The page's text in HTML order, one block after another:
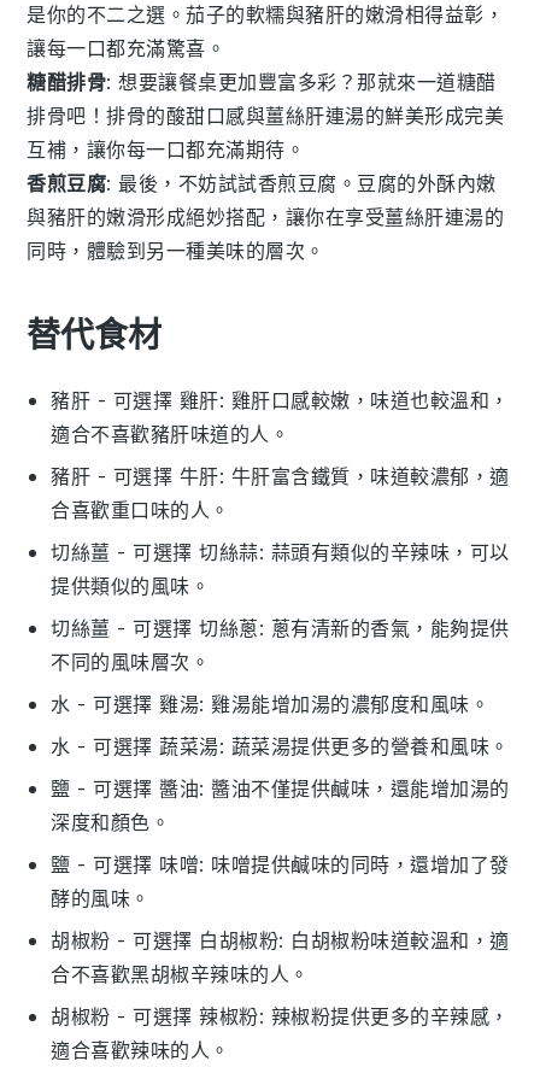
是你的不二之選。茄子的軟糯與豬肝的嫩滑相得益彰，
讓每一口都充滿驚喜。
糖醋排骨: 想要讓餐桌更加豐富多彩？那就來一道糖醋
排骨吧！排骨的酸甜口感與薑絲肝連湯的鮮美形成完美
互補，讓你每一口都充滿期待。
香煎豆腐: 最後，不妨試試香煎豆腐 。 豆腐的外酥內嫩
與豬肝的嫩滑形成絕妙搭配，讓你在享受薑絲肝連湯的
同時，體驗到另一種美味的層次。
替代食材
豬肝 - 可選擇 雞肝: 雞肝口感較嫩，味道也較溫和，
適合不喜歡豬肝味道的人。
豬肝 - 可選擇 牛肝: 牛肝富含鐵質，味道較濃郁，適
合喜歡重口味的人。
切絲薑 - 可選擇切絲蒜: 蒜頭有類似的辛辣味，可以
提供類似的風味。
切絲薑 - 可選擇切絲蔥: 蔥有清新的香氣，能夠提供
不同的風味層次。
水 - 可選擇雞湯: 雞湯能增加湯的濃郁度和風味。
水 - 可選擇 蔬菜湯: 蔬菜湯提供更多的營養和風味。
鹽 - 可選擇醬油: 醬油不僅提供鹹味，還能增加湯的
深度和顏色。
鹽 - 可選擇 味噌: 味噌提供鹹味的同時，還增加了發
酵的風味。
胡椒粉 - 可選擇 白胡椒粉: 白胡椒粉味道較溫和，適
合不喜歡黑胡椒辛辣味的人。
胡椒粉 - 可選擇辣椒粉: 辣椒粉提供更多的辛辣感，
適合喜歡辣味的人。